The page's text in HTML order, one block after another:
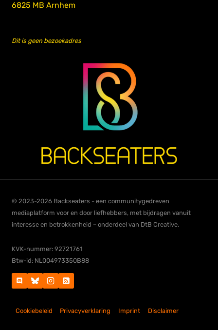
6825 MB Arnhem
Dit is geen bezoekadres
© 2023-2026 Backseaters - een communitygedreven
mediaplatform voor en door liefhebbers, met bijdragen vanuit
interesse en betrokkenheid – onderdeel van DtB Creative.
KVK-nummer: 92721761
Btw-id: NL004973350B88
Cookiebeleid Privacyverklaring Imprint Disclaimer